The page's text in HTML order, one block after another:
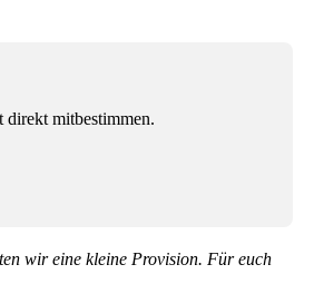
direkt mitbestimmen.
wir eine kleine Provision. Für euch